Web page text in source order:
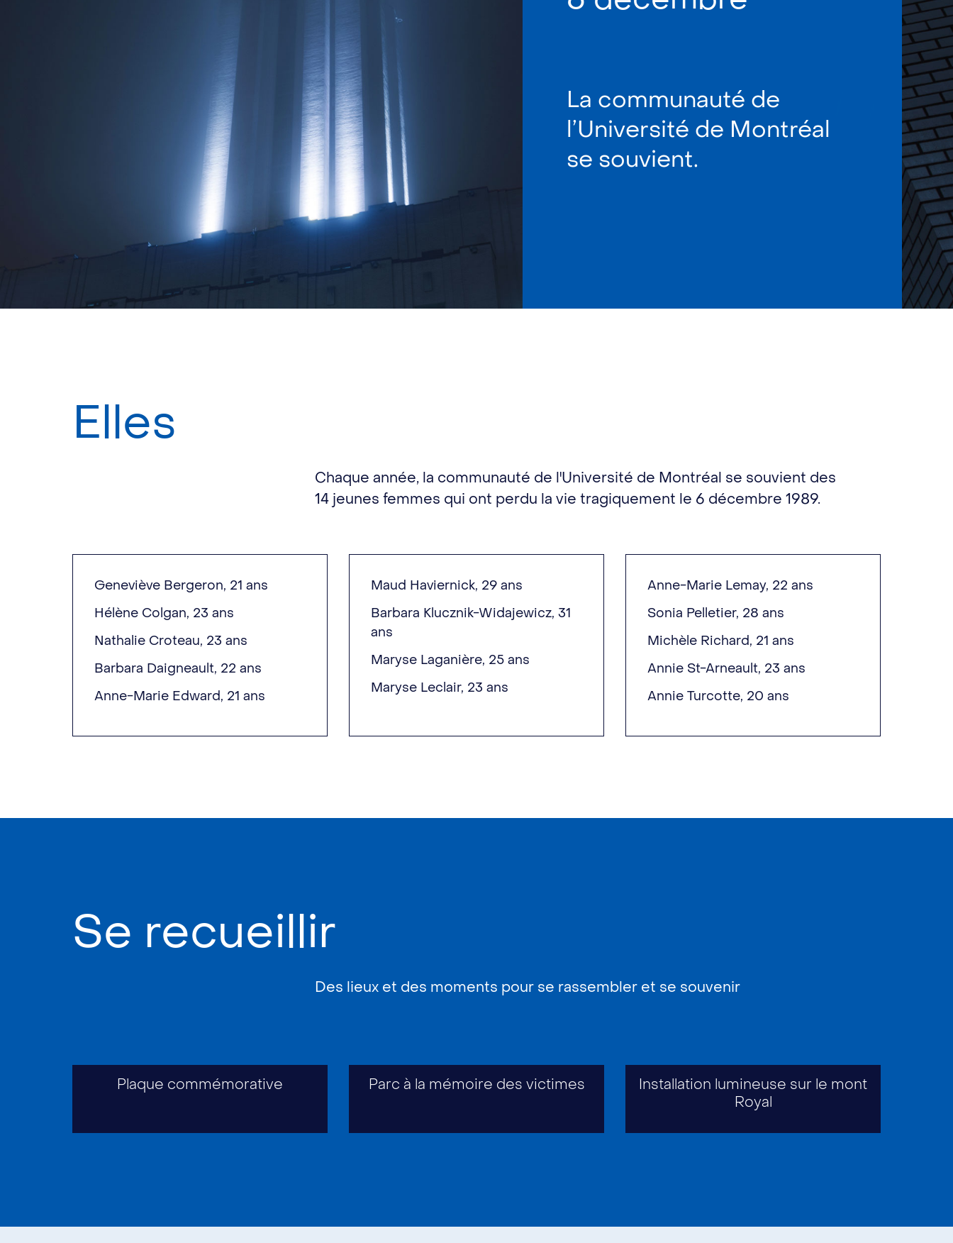
La communauté de
l’Université de Montréal
se souvient.
Elles
Chaque année, la communauté de l'Université de Montréal se souvient des
14 jeunes femmes qui ont perdu la vie tragiquement le 6 décembre 1989.
Geneviève Bergeron, 21 ans
Hélène Colgan, 23 ans
Nathalie Croteau, 23 ans
Barbara Daigneault, 22 ans
Anne-Marie Edward, 21 ans
Maud Haviernick, 29 ans
Barbara Klucznik-Widajewicz, 31
ans
Maryse Laganière, 25 ans
Maryse Leclair, 23 ans
Anne-Marie Lemay, 22 ans
Sonia Pelletier, 28 ans
Michèle Richard, 21 ans
Annie St-Arneault, 23 ans
Annie Turcotte, 20 ans
Se recueillir
Des lieux et des moments pour se rassembler et se souvenir
Plaque commémorative Parc à la mémoire des victimes
Installation lumineuse sur le mont
Royal